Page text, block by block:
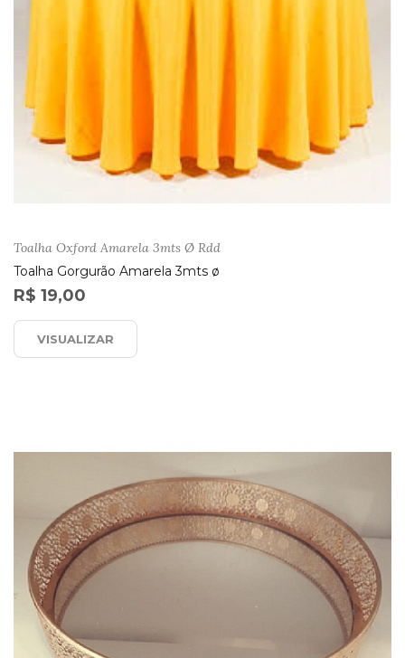
Toalha Oxford Amarela 3mts Ø Rdd
Toalha Gorgurão Amarela 3mts ø
R$ 19,00
VISUALIZAR